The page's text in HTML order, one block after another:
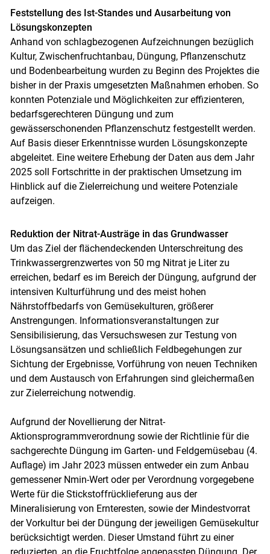
Skip to main content
Feststellung des Ist-Standes und Ausarbeitung von
Lösungskonzepten
Anhand von schlagbezogenen Aufzeichnungen bezüglich
Kultur, Zwischenfruchtanbau, Düngung, Pflanzenschutz
und Bodenbearbeitung wurden zu Beginn des Projektes die
bisher in der Praxis umgesetzten Maßnahmen erhoben. So
konnten Potenziale und Möglichkeiten zur effizienteren,
bedarfsgerechteren Düngung und zum
gewässerschonenden Pflanzenschutz festgestellt werden.
Auf Basis dieser Erkenntnisse wurden Lösungskonzepte
abgeleitet. Eine weitere Erhebung der Daten aus dem Jahr
2025 soll Fortschritte in der praktischen Umsetzung im
Hinblick auf die Zielerreichung und weitere Potenziale
aufzeigen.
Reduktion der Nitrat-Austräge in das Grundwasser
Um das Ziel der flächendeckenden Unterschreitung des
Trinkwassergrenzwertes von 50 mg Nitrat je Liter zu
erreichen, bedarf es im Bereich der Düngung, aufgrund der
intensiven Kulturführung und des meist hohen
Nährstoffbedarfs von Gemüsekulturen, größerer
Anstrengungen. Informationsveranstaltungen zur
Sensibilisierung, das Versuchswesen zur Testung von
Lösungsansätzen und schließlich Feldbegehungen zur
Sichtung der Ergebnisse, Vorführung von neuen Techniken
und dem Austausch von Erfahrungen sind gleichermaßen
zur Zielerreichung notwendig.
Aufgrund der Novellierung der Nitrat-
Aktionsprogrammverordnung sowie der Richtlinie für die
sachgerechte Düngung im Garten- und Feldgemüsebau (4.
Auflage) im Jahr 2023 müssen entweder ein zum Anbau
gemessener Nmin-Wert oder per Verordnung vorgegebene
Werte für die Stickstoffrücklieferung aus der
Mineralisierung von Ernteresten, sowie der Mindestvorrat
der Vorkultur bei der Düngung der jeweiligen Gemüsekultur
berücksichtigt werden. Dieser Umstand führt zu einer
reduzierten, an die Fruchtfolge angepassten Düngung. Der